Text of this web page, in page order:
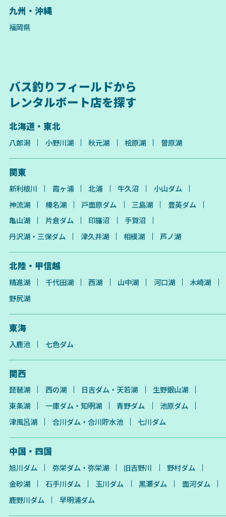
九州・沖縄
福岡県
バス釣りフィールドから
レンタルボート店を探す
北海道・東北
八郎潟 小野川湖 秋元湖 桧原湖 曽原湖
関東
新利根川 霞ヶ浦 北浦 牛久沼
小山ダム
神流湖
榛名湖 戸面原ダム 三島湖
豊英ダム
亀山湖
片倉ダム 印旛沼
手賀沼
丹沢湖・三保ダム
津久井湖 相模湖 芦ノ湖
北陸・甲信越
精進湖 千代田湖 西湖 山中湖 河口湖
木崎湖
野尻湖
東海
入鹿池 七色ダム
関西
琵琶湖 西の湖 日吉ダム・天若湖
生野銀山湖
東条湖
一庫ダム・知明湖 青野ダム
池原ダム
津風呂湖
合川ダム・合川貯水池 七川ダム
中国・四国
旭川ダム 弥栄ダム・弥栄湖 旧吉野川
野村ダム
金砂湖
石手川ダム 玉川ダム 黒瀬ダム
面河ダム
鹿野川ダム
早明浦ダム